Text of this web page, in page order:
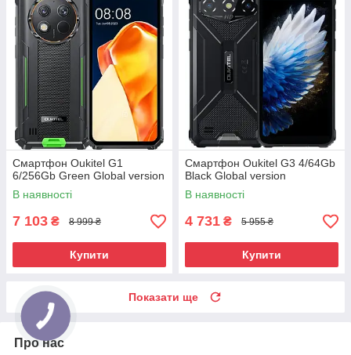
Смартфон Oukitel G1
6/256Gb Green Global version
В наявності
7 103 ₴ 8 999 ₴
Купити
Смартфон Oukitel G3 4/64Gb
Black Global version
В наявності
4 731 ₴ 5 955 ₴
Купити
Показати ще
Про нас